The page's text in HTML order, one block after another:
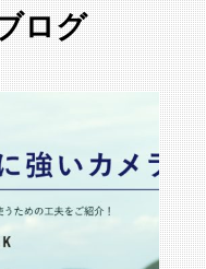
ログ